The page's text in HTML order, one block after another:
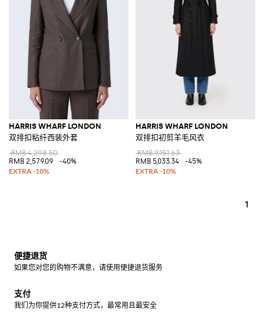
HARRIS WHARF LONDON
双排扣粘纤西装外套
RMB 4,298.50
RMB 2,579.09
-40%
HARRIS WHARF LONDON
双排扣初剪羊毛风衣
RMB 9,151.63
RMB 5,033.34
-45%
1
便捷退货
如果您对您的购物不满意，请使用便捷退货服务
支付
我们为你提供12种支付方式，最常用且最安全